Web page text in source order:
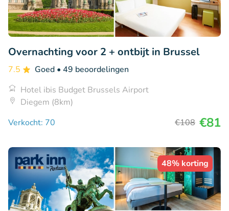
Overnachting voor 2 + ontbijt in Brussel
7.5 Goed • 49 beoordelingen
Hotel ibis Budget Brussels Airport
Diegem (8km)
Verkocht: 70
€108 €81
48% korting